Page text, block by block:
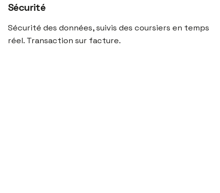
Sécurité
Sécurité des données, suivis des coursiers en temps
réel. Transaction sur facture.